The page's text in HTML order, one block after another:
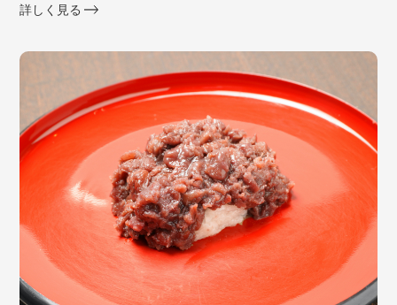
詳しく見る